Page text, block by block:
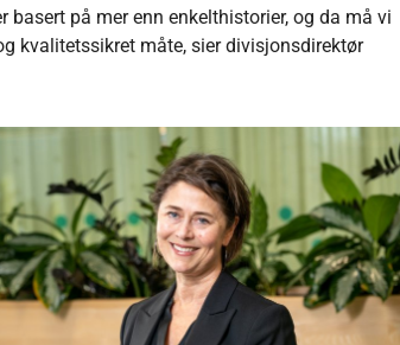
på mer enn enkelthistorier, og da må vi
kvalitetssikret måte, sier divisjonsdirektør